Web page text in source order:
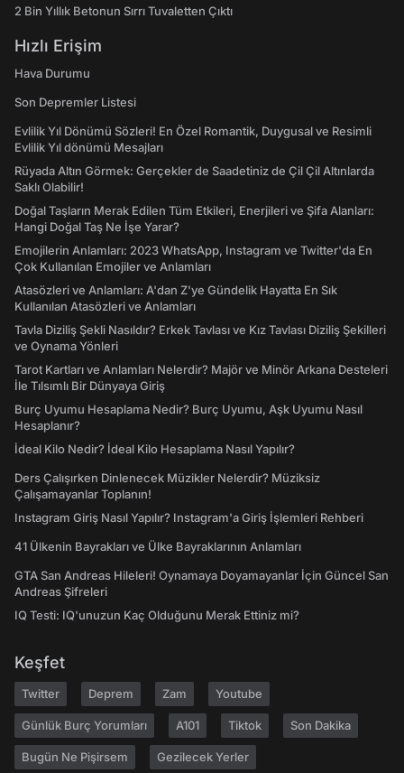
2 Bin Yıllık Betonun Sırrı Tuvaletten Çıktı
Hızlı Erişim
Hava Durumu
Son Depremler Listesi
Evlilik Yıl Dönümü Sözleri! En Özel Romantik, Duygusal ve Resimli
Evlilik Yıl dönümü Mesajları
Rüyada Altın Görmek: Gerçekler de Saadetiniz de Çil Çil Altınlarda
Saklı Olabilir!
Doğal Taşların Merak Edilen Tüm Etkileri, Enerjileri ve Şifa Alanları:
Hangi Doğal Taş Ne İşe Yarar?
Emojilerin Anlamları: 2023 WhatsApp, Instagram ve Twitter'da En
Çok Kullanılan Emojiler ve Anlamları
Atasözleri ve Anlamları: A'dan Z'ye Gündelik Hayatta En Sık
Kullanılan Atasözleri ve Anlamları
Tavla Diziliş Şekli Nasıldır? Erkek Tavlası ve Kız Tavlası Diziliş Şekilleri
ve Oynama Yönleri
Tarot Kartları ve Anlamları Nelerdir? Majör ve Minör Arkana Desteleri
İle Tılsımlı Bir Dünyaya Giriş
Burç Uyumu Hesaplama Nedir? Burç Uyumu, Aşk Uyumu Nasıl
Hesaplanır?
İdeal Kilo Nedir? İdeal Kilo Hesaplama Nasıl Yapılır?
Ders Çalışırken Dinlenecek Müzikler Nelerdir? Müziksiz
Çalışamayanlar Toplanın!
Instagram Giriş Nasıl Yapılır? Instagram'a Giriş İşlemleri Rehberi
41 Ülkenin Bayrakları ve Ülke Bayraklarının Anlamları
GTA San Andreas Hileleri! Oynamaya Doyamayanlar İçin Güncel San
Andreas Şifreleri
IQ Testi: IQ'unuzun Kaç Olduğunu Merak Ettiniz mi?
Keşfet
Twitter Deprem Zam Youtube
Günlük Burç Yorumları A101 Tiktok Son Dakika
Bugün Ne Pişirsem Gezilecek Yerler